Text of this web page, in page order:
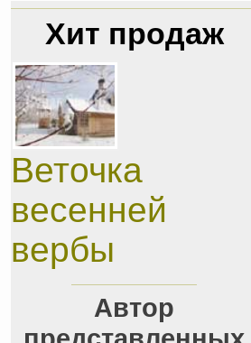
Хит продаж
Веточка
весенней
вербы
Автор